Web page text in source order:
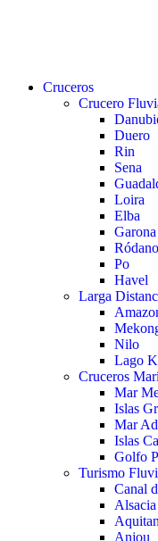
buscar
Menu
Cruceros
Crucero
Duero
Rin
Sena
Loira
Elba
Garona
Ródano
Po
Havel
Larga
Nilo
Lago
Cruceros
Mar
Islas
Mar
Islas
Golfo
Turismo
Canal
Anjou